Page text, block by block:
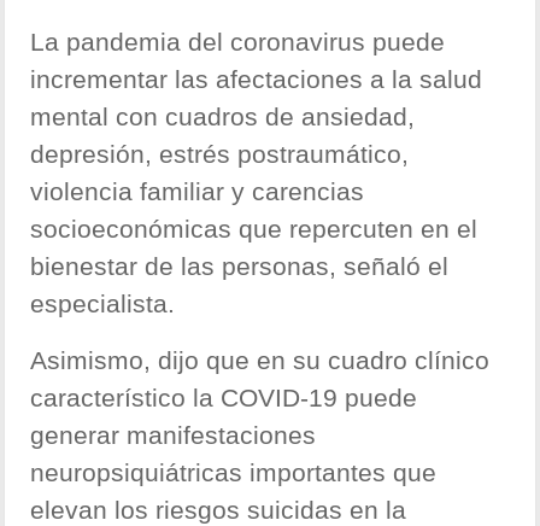
La pandemia del coronavirus puede
incrementar las afectaciones a la salud
mental con cuadros de ansiedad,
depresión, estrés postraumático,
violencia familiar y carencias
socioeconómicas que repercuten en el
bienestar de las personas, señaló el
especialista.
Asimismo, dijo que en su cuadro clínico
característico la COVID-19 puede
generar manifestaciones
neuropsiquiátricas importantes que
elevan los riesgos suicidas en la